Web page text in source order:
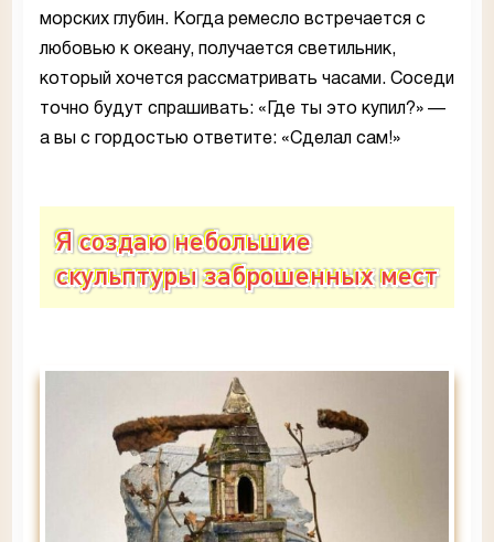
морских глубин. Когда ремесло встречается с
любовью к океану, получается светильник,
который хочется рассматривать часами. Соседи
точно будут спрашивать: «Где ты это купил?» —
а вы с гордостью ответите: «Сделал сам!»
Я создаю небольшие
скульптуры заброшенных мест